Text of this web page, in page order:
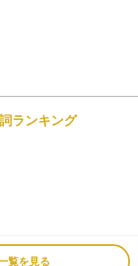
ランキング
覧を見る